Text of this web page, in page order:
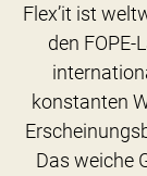
Flex’it ist
den
konstanten
Das weiche